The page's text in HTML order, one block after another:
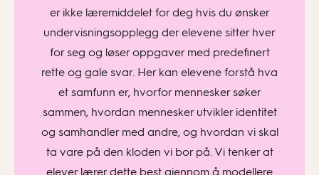
er ikke læremiddelet for deg hvis du ønsker
undervisningsopplegg der elevene sitter hver
for seg og løser oppgaver med predefinert
rette og gale svar. Her kan elevene forstå hva
et samfunn er, hvorfor mennesker søker
sammen, hvordan mennesker utvikler identitet
og samhandler med andre, og hvordan vi skal
ta vare på den kloden vi bor på. Vi tenker at
elever lærer dette best gjennom å modellere